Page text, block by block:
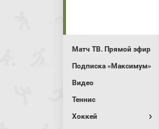
Матч ТВ. Прямой эфир
Подписка «Максимум»
Видео
Теннис
Хоккей